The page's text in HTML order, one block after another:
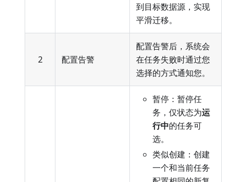
到目标数据源，实现
平滑迁移。
2 配置告警
配置告警后，系统会
在任务失败时通过您
选择的方式通知您。
暂停：暂停任
务，仅状态为运
行中的任务可
选。
类似创建：创建
一个和当前任务